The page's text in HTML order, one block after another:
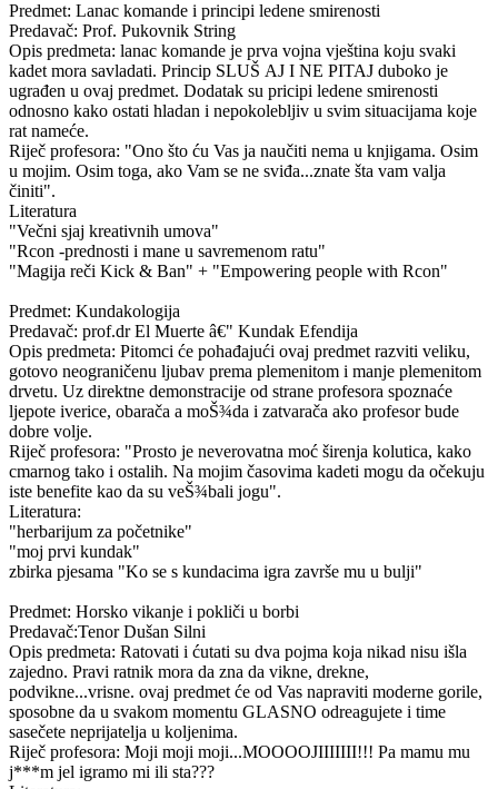
Predmet: Lanac komande i principi ledene smirenosti
Predavač: Prof. Pukovnik String
Opis predmeta: lanac komande je prva vojna vještina koju svaki
kadet mora savladati. Princip SLUŠ AJ I NE PITAJ duboko je
ugrađen u ovaj predmet. Dodatak su pricipi ledene smirenosti
odnosno kako ostati hladan i nepokolebljiv u svim situacijama koje
rat nameće.
Riječ profesora: "Ono što ću Vas ja naučiti nema u knjigama. Osim
u mojim. Osim toga, ako Vam se ne sviđa...znate šta vam valja
činiti".
Literatura
"Večni sjaj kreativnih umova"
"Rcon -prednosti i mane u savremenom ratu"
"Magija reči Kick & Ban" + "Empowering people with Rcon"
Predmet: Kundakologija
Predavač: prof.dr El Muerte â€" Kundak Efendija
Opis predmeta: Pitomci će pohađajući ovaj predmet razviti veliku,
gotovo neograničenu ljubav prema plemenitom i manje plemenitom
drvetu. Uz direktne demonstracije od strane profesora spoznaće
ljepote iverice, obarača a moŠ¾da i zatvarača ako profesor bude
dobre volje.
Riječ profesora: "Prosto je neverovatna moć širenja kolutica, kako
cmarnog tako i ostalih. Na mojim časovima kadeti mogu da očekuju
iste benefite kao da su veŠ¾bali jogu".
Literatura:
"herbarijum za početnike"
"moj prvi kundak"
zbirka pjesama "Ko se s kundacima igra završe mu u bulji"
Predmet: Horsko vikanje i pokliči u borbi
Predavač:Tenor Dušan Silni
Opis predmeta: Ratovati i ćutati su dva pojma koja nikad nisu išla
zajedno. Pravi ratnik mora da zna da vikne, drekne,
podvikne...vrisne. ovaj predmet će od Vas napraviti moderne gorile,
sposobne da u svakom momentu GLASNO odreagujete i time
sasečete neprijatelja u koljenima.
Riječ profesora: Moji moji moji...MOOOOJIIIIIII!!! Pa mamu mu
j***m jel igramo mi ili sta???